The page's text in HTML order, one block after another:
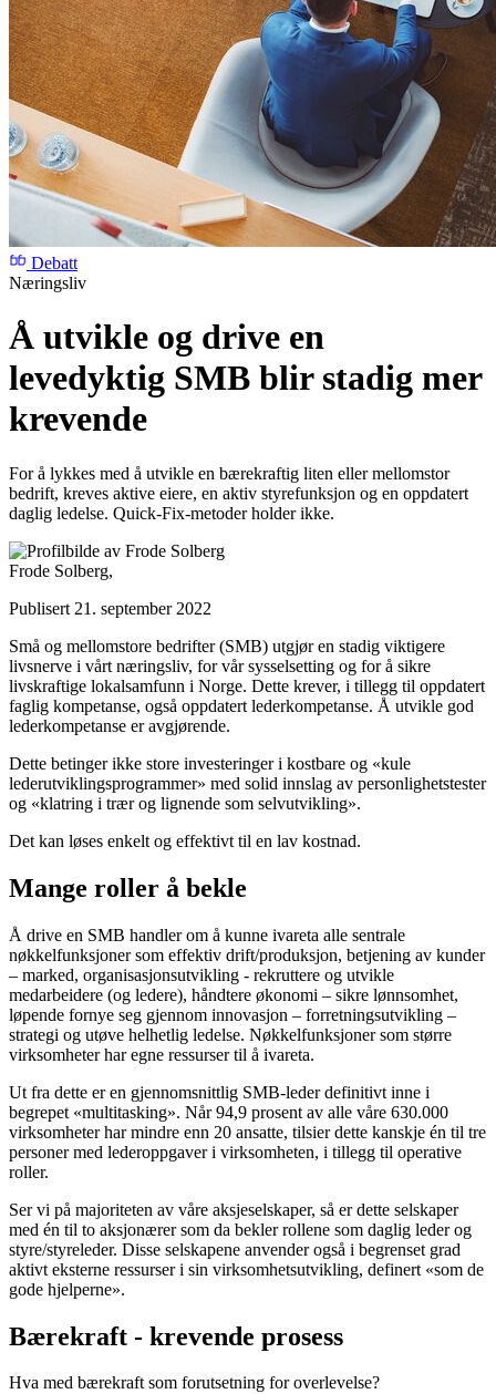
Debatt
Næringsliv
Å utvikle og drive en
levedyktig SMB blir stadig mer
krevende
For å lykkes med å utvikle en bærekraftig liten eller mellomstor
bedrift, kreves aktive eiere, en aktiv styrefunksjon og en oppdatert
daglig ledelse. Quick-Fix-metoder holder ikke.
Frode Solberg,
Publisert 21. september 2022
Små og mellomstore bedrifter (SMB) utgjør en stadig viktigere
livsnerve i vårt næringsliv, for vår sysselsetting og for å sikre
livskraftige lokalsamfunn i Norge. Dette krever, i tillegg til oppdatert
faglig kompetanse, også oppdatert lederkompetanse. Å utvikle god
lederkompetanse er avgjørende.
Dette betinger ikke store investeringer i kostbare og «kule
lederutviklingsprogrammer» med solid innslag av personlighetstester
og «klatring i trær og lignende som selvutvikling».
Det kan løses enkelt og effektivt til en lav kostnad.
Mange roller å bekle
Å drive en SMB handler om å kunne ivareta alle sentrale
nøkkelfunksjoner som effektiv drift/produksjon, betjening av kunder
– marked, organisasjonsutvikling - rekruttere og utvikle
medarbeidere (og ledere), håndtere økonomi – sikre lønnsomhet,
løpende fornye seg gjennom innovasjon – forretningsutvikling –
strategi og utøve helhetlig ledelse. Nøkkelfunksjoner som større
virksomheter har egne ressurser til å ivareta.
Ut fra dette er en gjennomsnittlig SMB-leder definitivt inne i
begrepet «multitasking». Når 94,9 prosent av alle våre 630.000
virksomheter har mindre enn 20 ansatte, tilsier dette kanskje én til tre
personer med lederoppgaver i virksomheten, i tillegg til operative
roller.
Ser vi på majoriteten av våre aksjeselskaper, så er dette selskaper
med én til to aksjonærer som da bekler rollene som daglig leder og
styre/styreleder. Disse selskapene anvender også i begrenset grad
aktivt eksterne ressurser i sin virksomhetsutvikling, definert «som de
gode hjelperne».
Bærekraft - krevende prosess
Hva med bærekraft som forutsetning for overlevelse?